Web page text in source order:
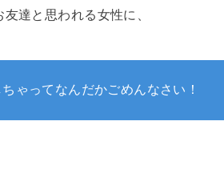
達と思われる女性に、
ゃってなんだかごめんなさい！